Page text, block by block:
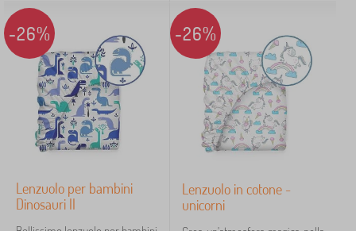
-26%
Lenzuolo per bambini
Dinosauri II
-26%
Lenzuolo in cotone -
unicorni